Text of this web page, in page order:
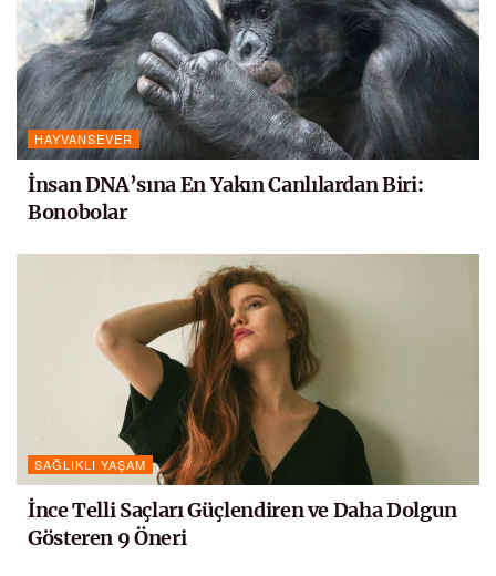
HAYVANSEVER
İnsan DNA’sına En Yakın Canlılardan Biri:
Bonobolar
SAĞLIKLI YAŞAM
İnce Telli Saçları Güçlendiren ve Daha Dolgun
Gösteren 9 Öneri